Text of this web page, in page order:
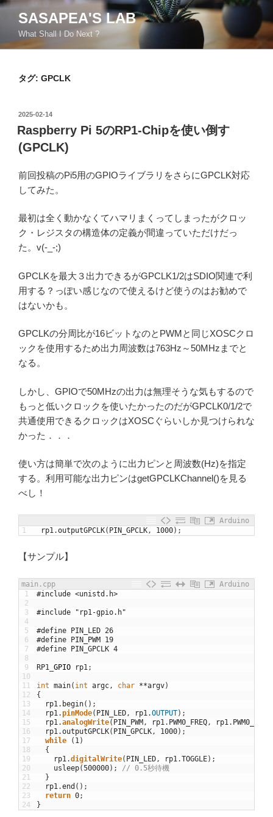
コ
ン
SASAPEA'S LAB
What Shall I Do Next ?
タグ: GPCLK
投
稿
日:
2025-02-14
Raspberry Pi 5のRP1-Chipを使い倒す
(GPCLK)
前回投稿のPi5用のGPIOライブラリをさらにGPCLK対応
してみた。
最初は全く動かなくてハマリまくってしまったがクロッ
ク・レジスタの構造体の定義が間違っていただけだっ
た。v(-_-;)
GPCLKを最大３出力できるがGPCLK1/2はSDIO関連で利
用する？っぽい感じなので使えるけど使うのはお勧めで
はないかも。
GPCLKの分周比が16ビットなのとPWMと同じXOSCクロ
ックを使用するため出力周波数は763Hz～50MHzまでと
なる。
しかし、GPIOで50MHzの出力は無理そうな気もするので
もっと低いクロックを使いたかったのだがGPCLK0/1/2で
共通使用できるクロックはXOSCぐらいしか見つけられな
かった．．．
使い方は簡単で次のように出力ピンと周波数(Hz)を指定
する。利用可能な出力ピンはgetGPCLKChannel()を見る
べし！
Arduino
1
rp1 .outputGPCLK( PIN_GPCLK , 1000) ;
【サンプル】
main.cpp
Arduino
1
2
3
4
5
6
7
8
9
10
11
12
13
14
15
16
17
18
19
20
21
22
23
24
#include <unistd.h>
#include "rp1-gpio.h"
#define PIN_LED 26
#define PIN_PWM 19
#define PIN_GPCLK 4
RP1 GPIO rp1 ;
int main( int argc , char **argv)
{
rp1 . begin( ) ;
rp1 .pinMode( PIN_LED , rp1 .OUTPUT) ;
rp1 .analogWrite( PIN_PWM , rp1 . PWM0_FREQ , rp1 . PWM0_FREQ
rp1 .outputGPCLK( PIN_GPCLK , 1000) ;
while
( 1 )
{
rp1 .digitalWrite( PIN_LED , rp1 .TOGGLE) ;
usleep(500000) ;
// 0.5秒待機
}
rp1 .end ( ) ;
return 0;
}